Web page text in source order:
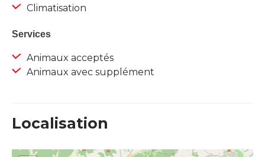
Climatisation
Services
Animaux acceptés
Animaux avec supplément
Localisation